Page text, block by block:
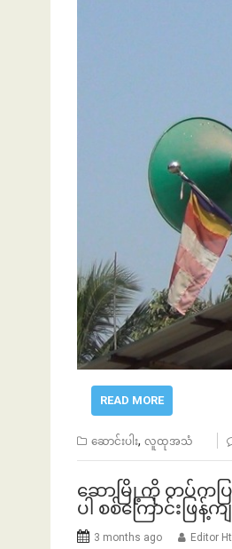
READ MORE
ဆောင်းပါး, လူထုအသံ
ဆောမြို့ကို တပ်ကပြ
ပါ စစ်ကြောင်းဖြန့်
3 months ago Editor